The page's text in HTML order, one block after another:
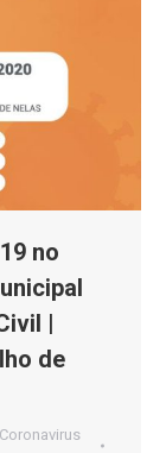
no
|
de
Coronavirus